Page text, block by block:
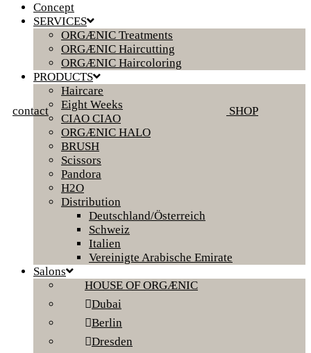
contact SHOP
Concept
SERVICES
ORGÆNIC Treatments
ORGÆNIC Haircutting
ORGÆNIC Haircoloring
PRODUCTS
Haircare
Eight Weeks
CIAO CIAO
ORGÆNIC HALO
BRUSH
Scissors
Pandora
H2O
Distribution
Deutschland/Österreich
Schweiz
Italien
Vereinigte Arabische Emirate
Salons
HOUSE OF ORGÆNIC
Dubai
Berlin
Dresden